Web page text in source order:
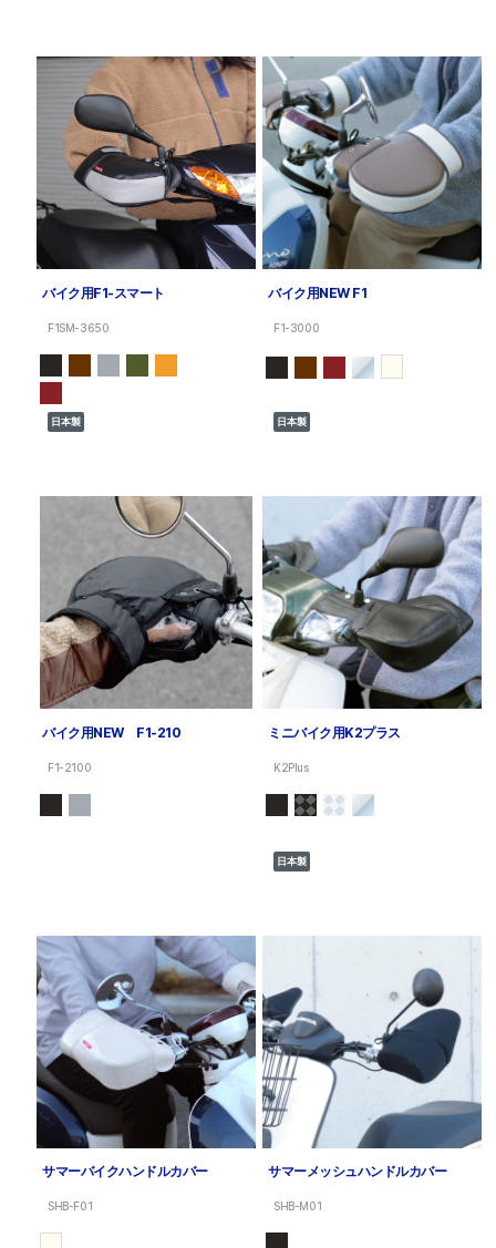
バイク用F1-スマート
F1SM-3650
日本製
バイク用NEW F1
F1-3000
日本製
バイク用NEW F1-210
F1-2100
ミニバイク用K2プラス
K2Plus
日本製
サマーバイクハンドルカバー
SHB-F01
サマーメッシュハンドルカバー
SHB-M01